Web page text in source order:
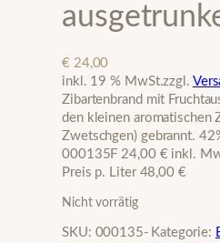
€24,00
inkl. 19 % MwSt.zzgl.
Zibartenbrand mit
den kleinen aromatischen
Zwetschgen) gebrannt.
000135F 24,00 € inkl.
Preis p. Liter 48,00 €
Nicht vorrätig
SKU: 000135- Kategorie: